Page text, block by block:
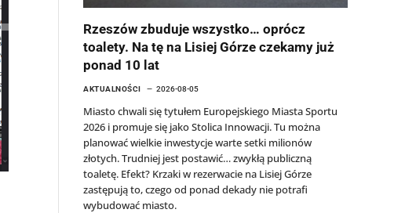
Rzeszów zbuduje wszystko… oprócz
toalety. Na tę na Lisiej Górze czekamy już
ponad 10 lat
AKTUALNOŚCI 2026-08-05
Miasto chwali się tytułem Europejskiego Miasta Sportu
2026 i promuje się jako Stolica Innowacji. Tu można
planować wielkie inwestycje warte setki milionów
złotych. Trudniej jest postawić… zwykłą publiczną
toaletę. Efekt? Krzaki w rezerwacie na Lisiej Górze
zastępują to, czego od ponad dekady nie potrafi
wybudować miasto.